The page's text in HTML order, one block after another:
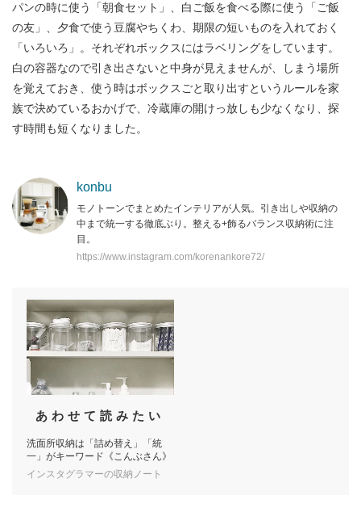
パンの時に使う「朝食セット」、白ご飯を食べる際に使う「ご飯
の友」、夕食で使う豆腐やちくわ、期限の短いものを入れておく
「いろいろ」。それぞれボックスにはラベリングをしています。
白の容器なので引き出さないと中身が見えませんが、しまう場所
を覚えておき、使う時はボックスごと取り出すというルールを家
族で決めているおかげで、冷蔵庫の開けっ放しも少なくなり、探
す時間も短くなりました。
konbu
モノトーンでまとめたインテリアが人気。引き出しや収納の
中まで統一する徹底ぶり。整える+飾るバランス収納術に注
目。
https://www.instagram.com/korenankore72/
あわせて読みたい
洗面所収納は「詰め替え」「統
一」がキーワード《こんぶさん》
インスタグラマーの収納ノート